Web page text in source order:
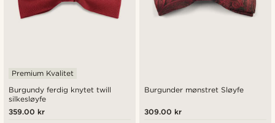
Burgundy ferdig knytet twill
silkesløyfe
Premium Kvalitet
359.00 kr
Burgunder mønstret Sløyfe
309.00 kr